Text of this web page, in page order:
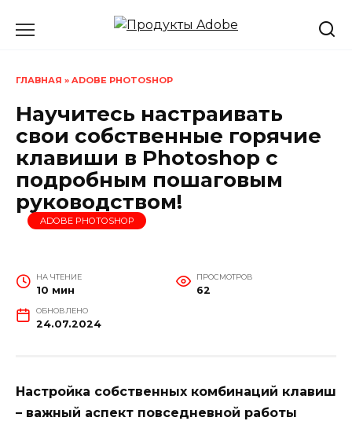
ГЛАВНАЯ » ADOBE PHOTOSHOP
Научитесь настраивать
свои собственные горячие
клавиши в Photoshop с
подробным пошаговым
руководством!
ADOBE PHOTOSHOP
НА ЧТЕНИЕ
10 мин
ПРОСМОТРОВ
62
ОБНОВЛЕНО
24.07.2024
Настройка собственных комбинаций клавиш
– важный аспект повседневной работы